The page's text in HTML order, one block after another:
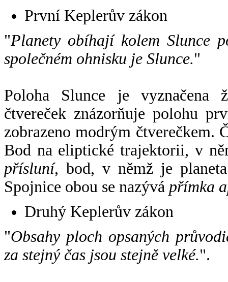
První Keplerův zákon
"Planety obíhají kolem Slunce
společném ohnisku je Slunce."
Poloha Slunce je vyznačena
čtvereček znázorňuje polohu
zobrazeno modrým čtverečkem.
Bod na eliptické trajektorii, v
přísluní, bod, v němž je
Spojnice obou se nazývá přímka
Druhý Keplerův zákon
"Obsahy ploch opsaných
za stejný čas jsou stejně velké.".